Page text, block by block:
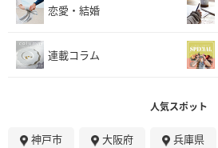
恋愛・結婚
連載コラム
人気スポット
神戸市 大阪府 兵庫県